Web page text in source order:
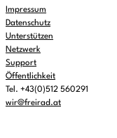
Impressum
Datenschutz
Unterstützen
Netzwerk
Support
Öffentlichkeit
Tel. +43(0)512 560291
wir@freirad.at